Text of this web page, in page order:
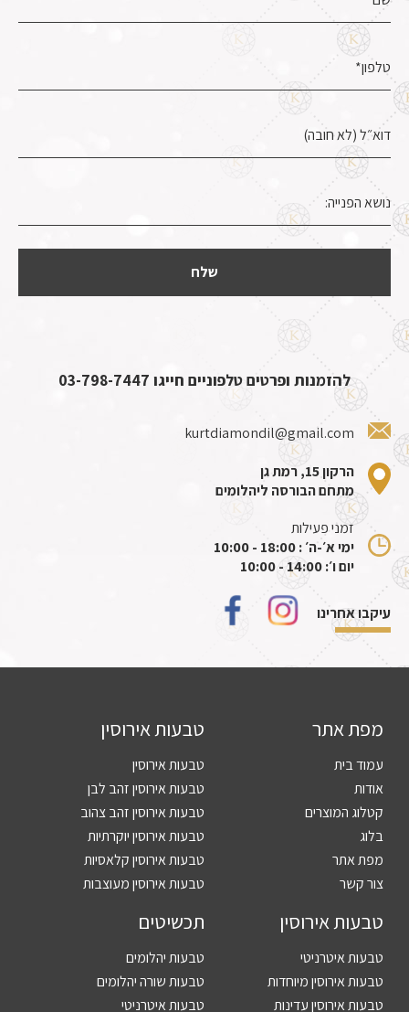
להזמנות ופרטים טלפוניים חייגו 03-798-7447
kurtdiamondil@gmail.com
הרקון 15, רמת גן
מתחם הבורסה ליהלומים
זמני פעילות
ימי א׳-ה׳ : 18:00 - 10:00
יום ו׳: 14:00 - 10:00
עיקבו אחרינו
מפת אתר
עמוד בית
אודות
קטלוג המוצרים
בלוג
מפת אתר
צור קשר
טבעות אירוסין
טבעות אירוסין
טבעות אירוסין זהב לבן
טבעות אירוסין זהב צהוב
טבעות אירוסין יוקרתיות
טבעות אירוסין קלאסיות
טבעות אירוסין מעוצבות
טבעות אירוסין
טבעות איטרניטי
טבעות אירוסין מיוחדות
טבעות אירוסין עדינות
תכשיטים
טבעות יהלומים
טבעות שורה יהלומים
טבעות איטרניטי